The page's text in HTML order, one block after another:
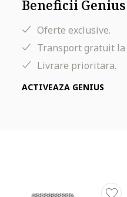
Beneficii
Oferte exclusive.
Transport gratuit la
Livrare prioritara.
ACTIVEAZA GENIUS